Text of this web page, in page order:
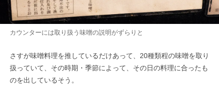
カウンターには取り扱う味噌の説明がずらりと
さすが味噌料理を推しているだけあって、20種類程の味噌を取り
扱っていて、その時期・季節によって、その日の料理に合ったも
のを出しているそう。